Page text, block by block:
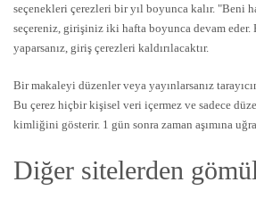
seçenekleri çerezleri bir yıl boyunca kalır. "Beni
seçereniz, girişiniz iki hafta boyunca devam eder.
yaparsanız, giriş çerezleri kaldırılacaktır.
Bir makaleyi düzenler veya yayınlarsanız
Bu çerez hiçbir kişisel veri içermez ve sadece
kimliğini gösterir. 1 gün sonra zaman aşımına
Diğer sitelerden